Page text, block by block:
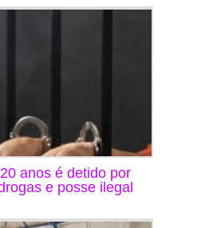
anos é detido por
e posse ilegal